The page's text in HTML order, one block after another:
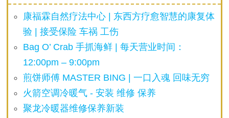
康福霖自然疗法中心 | 东西方疗愈智慧的康复体
验 | 接受保险 车祸 工伤
Bag O’ Crab 手抓海鲜 | 每天营业时间：
12:00pm – 9:00pm
煎饼师傅 MASTER BING | 一口入魂 回味无穷
火箭空调冷暖气 - 安装 维修 保养
聚龙冷暖器维修保养新装